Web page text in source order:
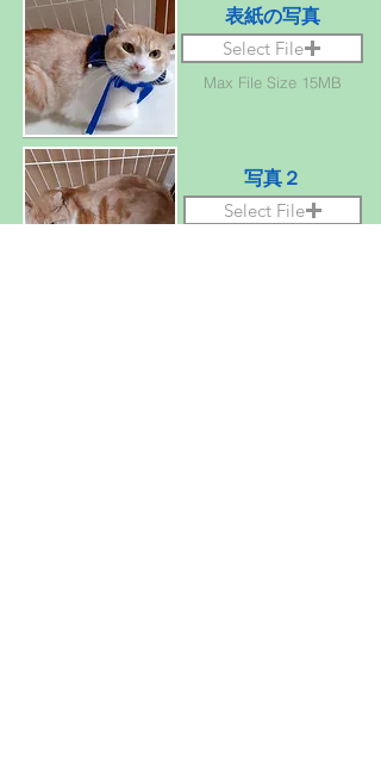
表紙の写真
Select File
Max File Size 15MB
写真２
Select File